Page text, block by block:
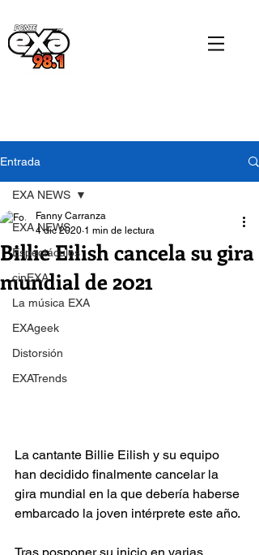
Entrada
EXA NEWS
Espectáculos
cinEXA
La música EXA
EXAgeek
Distorsión
EXATrends
EXA NEWS
Billie Eilish cancela su gira
mundial de 2021
Fanny Carranza
4 dic 2020 1 min de lectura
La cantante Billie Eilish y su equipo
han decidido finalmente cancelar la
gira mundial en la que debería haberse
embarcado la joven intérprete este año.